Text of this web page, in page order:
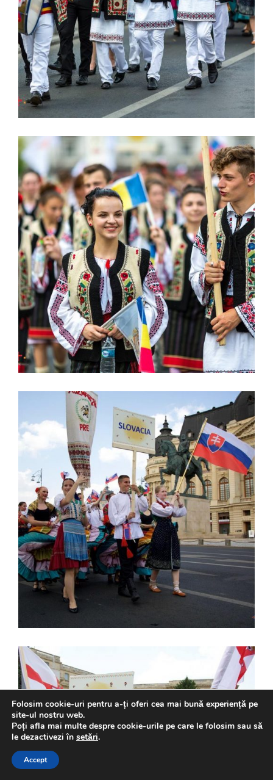
Folosim cookie-uri pentru a-ți oferi cea mai bună experiență pe
site-ul nostru web.
Poți afla mai multe despre cookie-urile pe care le folosim sau să
le dezactivezi în setări.
Accept